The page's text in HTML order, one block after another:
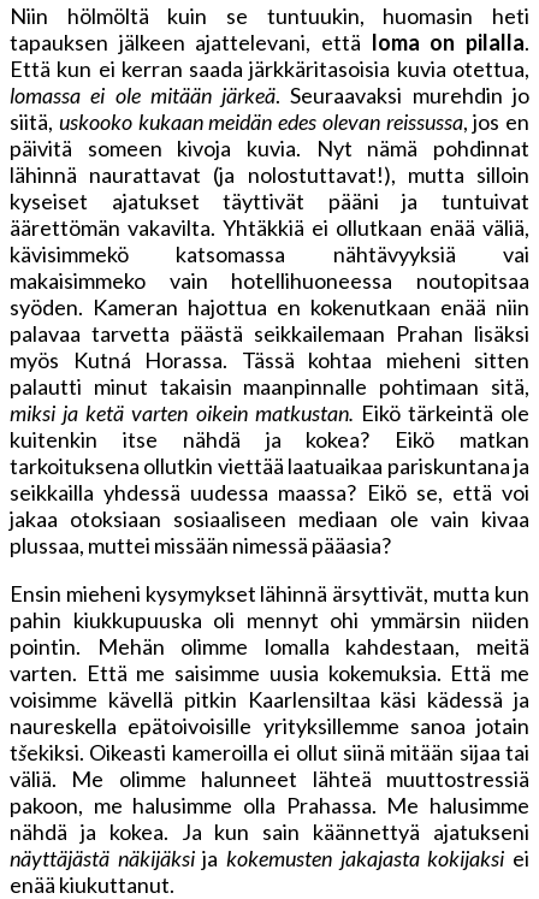
Niin hölmöltä kuin se tuntuukin, huomasin heti
tapauksen jälkeen ajattelevani, että loma on pilalla.
Että kun ei kerran saada järkkäritasoisia kuvia otettua,
lomassa ei ole mitään järkeä. Seuraavaksi murehdin jo
siitä, uskooko kukaan meidän edes olevan reissussa, jos en
päivitä someen kivoja kuvia. Nyt nämä pohdinnat
lähinnä naurattavat (ja nolostuttavat!), mutta silloin
kyseiset ajatukset täyttivät pääni ja tuntuivat
äärettömän vakavilta. Yhtäkkiä ei ollutkaan enää väliä,
kävisimmekö katsomassa nähtävyyksiä vai
makaisimmeko vain hotellihuoneessa noutopitsaa
syöden. Kameran hajottua en kokenutkaan enää niin
palavaa tarvetta päästä seikkailemaan Prahan lisäksi
myös Kutná Horassa. Tässä kohtaa mieheni sitten
palautti minut takaisin maanpinnalle pohtimaan sitä,
miksi ja ketä varten oikein matkustan. Eikö tärkeintä ole
kuitenkin itse nähdä ja kokea? Eikö matkan
tarkoituksena ollutkin viettää laatuaikaa pariskuntana ja
seikkailla yhdessä uudessa maassa? Eikö se, että voi
jakaa otoksiaan sosiaaliseen mediaan ole vain kivaa
plussaa, muttei missään nimessä pääasia?
Ensin mieheni kysymykset lähinnä ärsyttivät, mutta kun
pahin kiukkupuuska oli mennyt ohi ymmärsin niiden
pointin. Mehän olimme lomalla kahdestaan, meitä
varten. Että me saisimme uusia kokemuksia. Että me
voisimme kävellä pitkin Kaarlensiltaa käsi kädessä ja
naureskella epätoivoisille yrityksillemme sanoa jotain
tšekiksi. Oikeasti kameroilla ei ollut siinä mitään sijaa tai
väliä. Me olimme halunneet lähteä muuttostressiä
pakoon, me halusimme olla Prahassa. Me halusimme
nähdä ja kokea. Ja kun sain käännettyä ajatukseni
näyttäjästä näkijäksija kokemusten jakajasta kokijaksi ei
enää kiukuttanut.